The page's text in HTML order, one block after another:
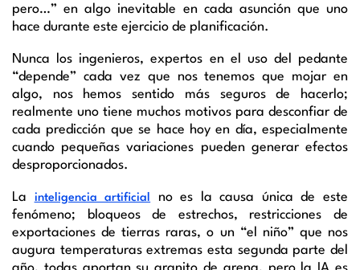
pero…” en algo inevitable en cada asunción que uno
hace durante este ejercicio de planificación.
Nunca los ingenieros, expertos en el uso del pedante
“depende” cada vez que nos tenemos que mojar en
algo, nos hemos sentido más seguros de hacerlo;
realmente uno tiene muchos motivos para desconfiar de
cada predicción que se hace hoy en día, especialmente
cuando pequeñas variaciones pueden generar efectos
desproporcionados.
La inteligencia artificial
no es la causa única de este
fenómeno; bloqueos de estrechos, restricciones de
exportaciones de tierras raras, o un “el niño” que nos
augura temperaturas extremas esta segunda parte del